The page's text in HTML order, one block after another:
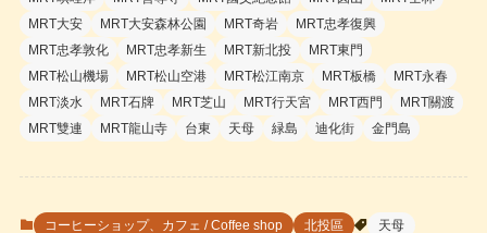
MRT大安
MRT大安森林公園 MRT奇岩
MRT忠孝復興
MRT忠孝敦化
MRT忠孝新生 MRT新北投
MRT東門
MRT松山機場
MRT松山空港 MRT松江南京 MRT板橋
MRT永春
MRT淡水
MRT石牌 MRT芝山 MRT行天宮 MRT西門
MRT關渡
MRT雙連
MRT龍山寺 台東 天母 緑島 迪化街 金門島
コーヒーショップ、カフェ / Coffee shop 北投區 天母